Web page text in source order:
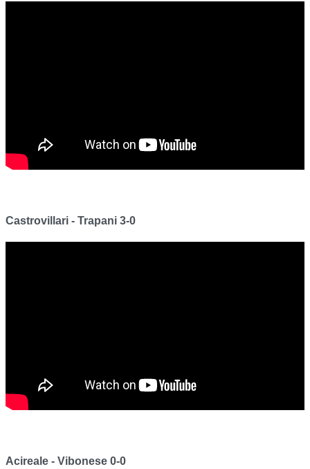
Castrovillari - Trapani 3-0
Acireale - Vibonese 0-0